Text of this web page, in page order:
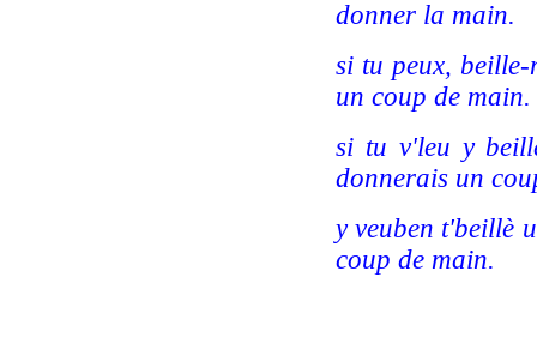
donner la main.
si tu peux,
un coup de main.
si tu v'leu y
donnerais un
y veuben t'beillè
coup de main.